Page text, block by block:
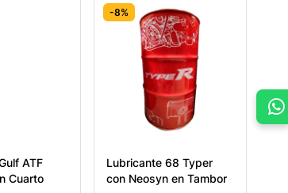
ATF
Cuarto
-8%
Lubricante 68 Typer
con Neosyn en Tambor